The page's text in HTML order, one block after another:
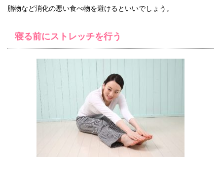
脂物など消化の悪い食べ物を避けるといいでしょう。
寝る前にストレッチを行う